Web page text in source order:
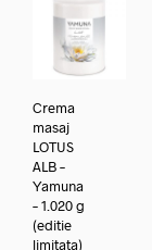
Crema
masaj
LOTUS
ALB –
Yamuna
– 1.020 g
(editie
limitata)